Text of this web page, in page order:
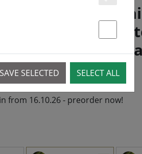
Lumineo LED
regulador de
quente
from 16.10.26 - preorder now!
SAVE SELECTED SELECT ALL